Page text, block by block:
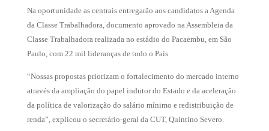
Na oportunidade as centrais entregarão aos candidatos a Agenda
da Classe Trabalhadora, documento aprovado na Assembleia da
Classe Trabalhadora realizada no estádio do Pacaembu, em São
Paulo, com 22 mil lideranças de todo o País.
“Nossas propostas priorizam o fortalecimento do mercado interno
através da ampliação do papel indutor do Estado e da aceleração
da política de valorização do salário mínimo e redistribuição de
renda”, explicou o secretário-geral da CUT, Quintino Severo.